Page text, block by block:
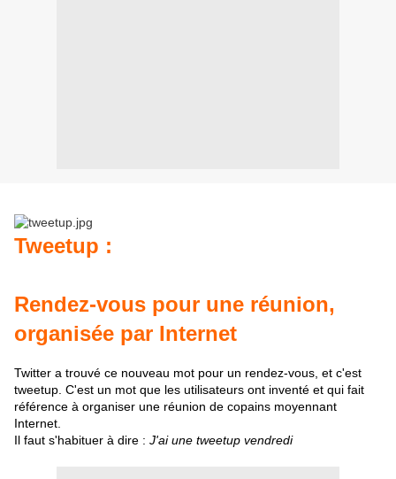
Tweetup :
Rendez-vous pour une réunion,
organisée par Internet
Twitter a trouvé ce nouveau mot pour un rendez-vous, et c'est
tweetup. C'est un mot que les utilisateurs ont inventé et qui fait
référence à organiser une réunion de copains moyennant
Internet.
Il faut s'habituer à dire : J'ai une tweetup vendredi